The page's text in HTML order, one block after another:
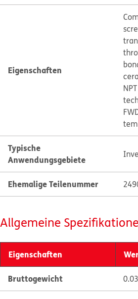
Eigenschaften
Typische
Anwendungsgebiete
Ehemalige Teilenummer
Allgemeine
Eigenschaften
Bruttogewicht